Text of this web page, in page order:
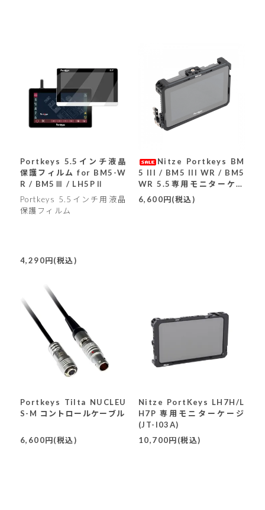
Portkeys 5.5インチ液晶
保護フィルム for BM5-W
R / BM5Ⅲ / LH5PⅡ
Portkeys 5.5インチ用液晶
保護フィルム
4,290円(税込)
Nitze Portkeys BM
5 III / BM5 III WR / BM5
WR 5.5専用モニターケー
ジ (JTP-BM5)(SALE)
6,600円(税込)
Portkeys Tilta NUCLEU
S-M コントロールケーブル
6,600円(税込)
Nitze PortKeys LH7H/L
H7P 専用モニターケージ
(JT-I03A)
10,700円(税込)